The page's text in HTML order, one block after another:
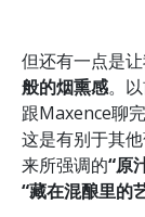
但还有一点是
般的烟熏感。
跟Maxence聊
这是有别于其
来所强调的“原
“藏在混酿里的